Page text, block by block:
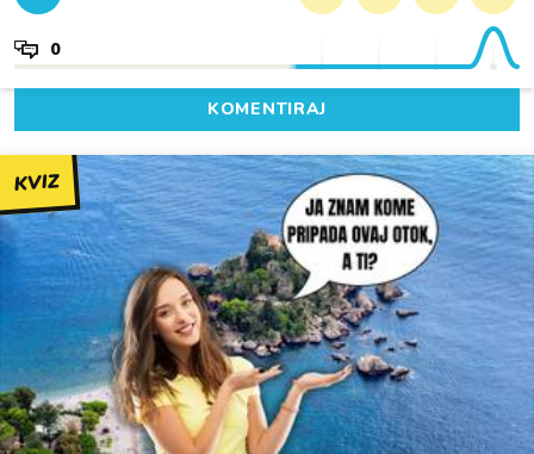
0
KOMENTIRAJ
KVIZ